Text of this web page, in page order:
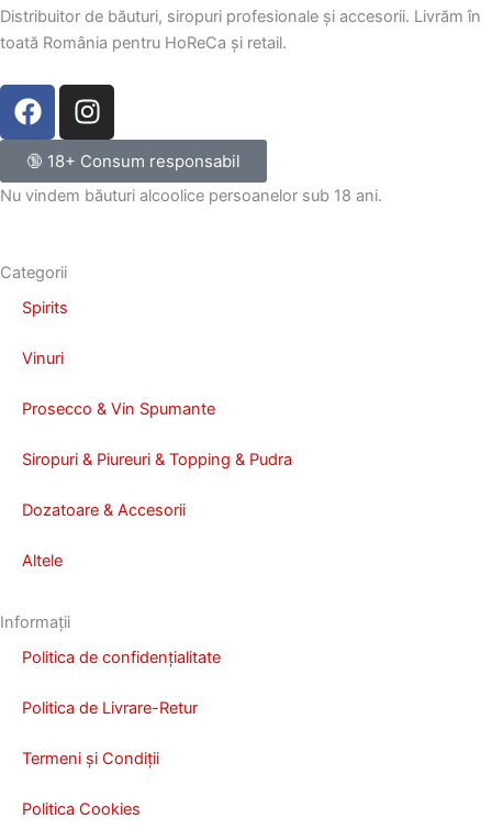
Distribuitor de băuturi, siropuri profesionale și accesorii. Livrăm în
toată România pentru HoReCa și retail.
F
a
c
e
b
o
k
I
n
s
t
a
🔞 18+ Consum responsabil
Nu vindem băuturi alcoolice persoanelor sub 18 ani.
Categorii
Spirits
Vinuri
Prosecco & Vin Spumante
Siropuri & Piureuri & Topping & Pudra
Dozatoare & Accesorii
Altele
Informații
Politica de confidențialitate
Politica de Livrare-Retur
Termeni și Condiții
Politica Cookies